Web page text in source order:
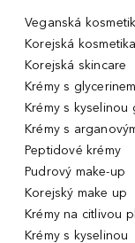
Veganská
Korejská kosmetika
Korejská skincare
Krémy s glycerinem
Krémy s kyselinou
Krémy s
Peptidové krémy
Pudrový make-up
Korejský make up
Krémy na citlivou
Krémy s kyselinou